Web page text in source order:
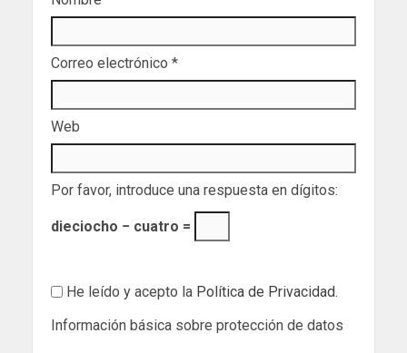
Correo electrónico *
Web
Por favor, introduce una respuesta en dígitos:
dieciocho − cuatro =
He leído y acepto la Política de Privacidad.
Información básica sobre protección de datos